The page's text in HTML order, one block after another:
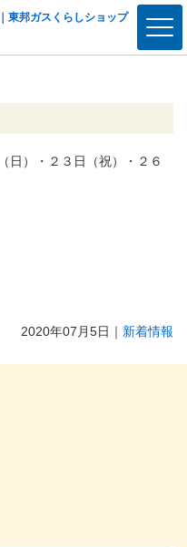
日）・２３日（祝）・２６
2020年07月5日 ｜ 新着情報